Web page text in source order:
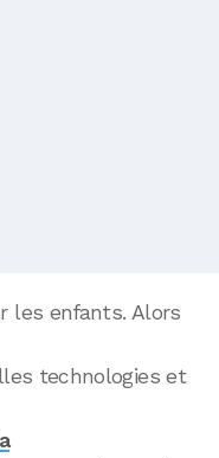
les enfants. Alors
technologies et